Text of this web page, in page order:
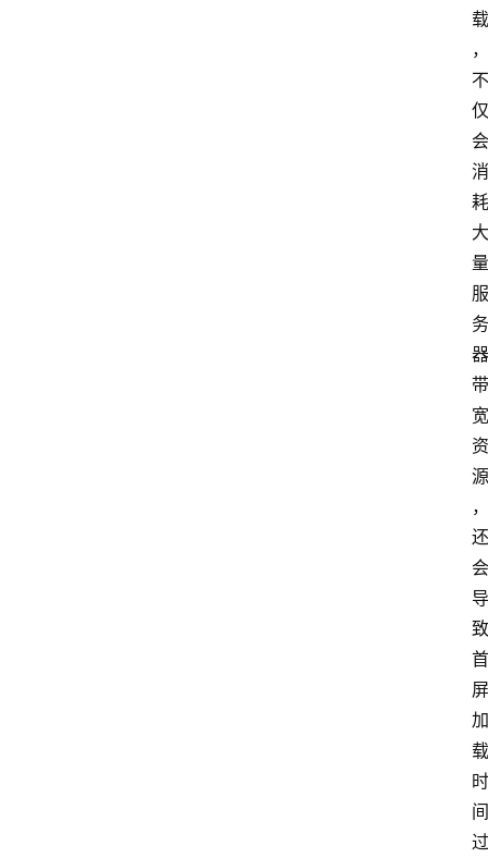
载
，
不
仅
会
消
耗
大
量
服
务
器
带
宽
资
源
，
还
会
导
致
首
屏
加
载
时
间
过